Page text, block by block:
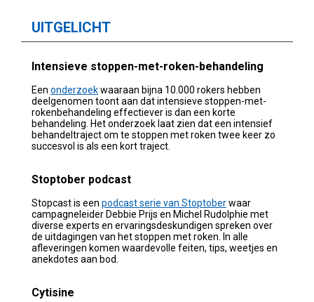
UITGELICHT
Intensieve stoppen-met-roken-behandeling
Een onderzoekwaaraan bijna 10.000 rokers hebben
deelgenomen toont aan dat intensieve stoppen-met-
rokenbehandeling effectiever is dan een korte
behandeling. Het onderzoek laat zien dat een intensief
behandeltraject om te stoppen met roken twee keer zo
succesvol is als een kort traject.
Stoptober podcast
Stopcast is een podcast serie van Stoptoberwaar
campagneleider Debbie Prijs en Michel Rudolphie met
diverse experts en ervaringsdeskundigen spreken over
de uitdagingen van het stoppen met roken. In alle
afleveringen komen waardevolle feiten, tips, weetjes en
anekdotes aan bod.
Cytisine